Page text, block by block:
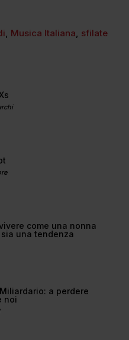
, Musica Italiana, sfilate
come una nonna
una tendenza
a perdere
noi